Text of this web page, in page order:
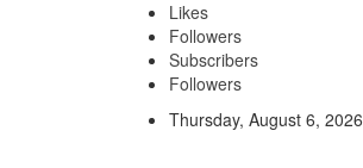
Likes
Followers
Subscribers
Followers
Thursday, August 6, 2026